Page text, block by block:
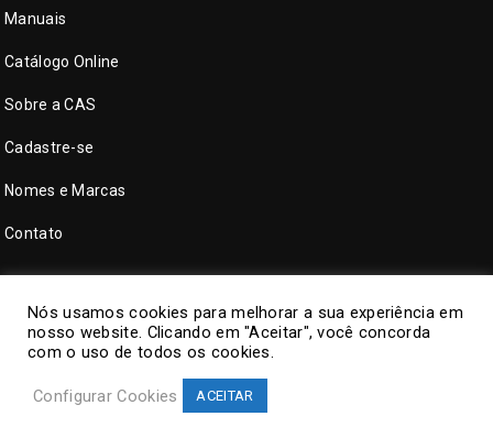
Manuais
Catálogo Online
Sobre a CAS
Cadastre-se
Nomes e Marcas
Contato
CAS Tecnologia. Todos direitos reservados.
Nós usamos cookies para melhorar a sua experiência em
nosso website. Clicando em "Aceitar", você concorda
com o uso de todos os cookies.
Configurar Cookies ACEITAR